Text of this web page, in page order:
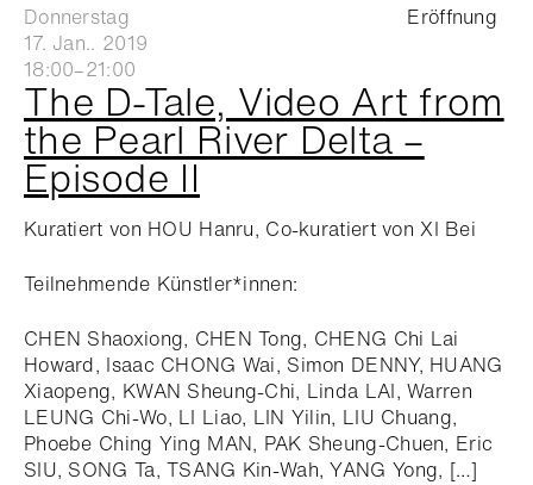
Donnerstag
17. Jan.. 2019
18:00–21:00
The D-Tale, Video Art from
the Pearl River Delta –
Episode II
Eröffnung
Kuratiert von HOU Hanru, Co-kuratiert von XI Bei
Teilnehmende Künstler*innen:
CHEN Shaoxiong, CHEN Tong, CHENG Chi Lai
Howard, Isaac CHONG Wai, Simon DENNY, HUANG
Xiaopeng, KWAN Sheung-Chi, Linda LAI, Warren
LEUNG Chi-Wo, LI Liao, LIN Yilin, LIU Chuang,
Phoebe Ching Ying MAN, PAK Sheung-Chuen, Eric
SIU, SONG Ta, TSANG Kin-Wah, YANG Yong, […]